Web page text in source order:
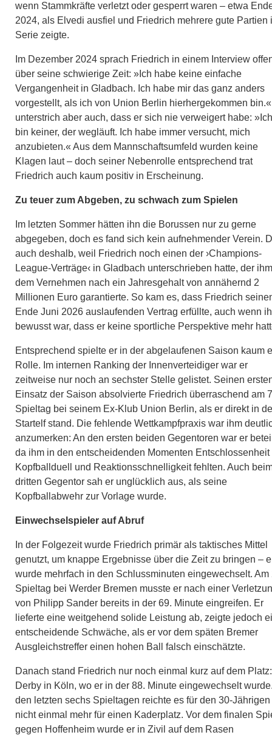
wenn Stammkräfte verletzt oder gesperrt waren – etwa
2024, als Elvedi ausfiel und Friedrich mehrere gute Partien
Serie zeigte.
Im Dezember 2024 sprach Friedrich in einem Interview
über seine schwierige Zeit: »Ich habe keine einfache
Vergangenheit in Gladbach. Ich habe mir das ganz anders
vorgestellt, als ich von Union Berlin hierhergekommen
unterstrich aber auch, dass er sich nie verweigert habe: »Ich
bin keiner, der wegläuft. Ich habe immer versucht, mich
anzubieten.« Aus dem Mannschaftsumfeld wurden keine
Klagen laut – doch seiner Nebenrolle entsprechend trat
Friedrich auch kaum positiv in Erscheinung.
Zu teuer zum Abgeben, zu schwach zum Spielen
Im letzten Sommer hätten ihn die Borussen nur zu gerne
abgegeben, doch es fand sich kein aufnehmender Verein.
auch deshalb, weil Friedrich noch einen der ›Champions-
League-Verträge‹ in Gladbach unterschrieben hatte, der ihm
dem Vernehmen nach ein Jahresgehalt von annähernd 2
Millionen Euro garantierte. So kam es, dass Friedrich
Ende Juni 2026 auslaufenden Vertrag erfüllte, auch wenn
bewusst war, dass er keine sportliche Perspektive mehr
Entsprechend spielte er in der abgelaufenen Saison kaum
Rolle. Im internen Ranking der Innenverteidiger war er
zeitweise nur noch an sechster Stelle gelistet. Seinen
Einsatz der Saison absolvierte Friedrich überraschend am
Spieltag bei seinem Ex-Klub Union Berlin, als er direkt in
Startelf stand. Die fehlende Wettkampfpraxis war ihm
anzumerken: An den ersten beiden Gegentoren war er
da ihm in den entscheidenden Momenten Entschlossenheit
Kopfballduell und Reaktionsschnelligkeit fehlten. Auch
dritten Gegentor sah er unglücklich aus, als seine
Kopfballabwehr zur Vorlage wurde.
Einwechselspieler auf Abruf
In der Folgezeit wurde Friedrich primär als taktisches Mittel
genutzt, um knappe Ergebnisse über die Zeit zu bringen –
wurde mehrfach in den Schlussminuten eingewechselt. Am
Spieltag bei Werder Bremen musste er nach einer
von Philipp Sander bereits in der 69. Minute eingreifen. Er
lieferte eine weitgehend solide Leistung ab, zeigte jedoch
entscheidende Schwäche, als er vor dem späten Bremer
Ausgleichstreffer einen hohen Ball falsch einschätzte.
Danach stand Friedrich nur noch einmal kurz auf dem
Derby in Köln, wo er in der 88. Minute eingewechselt
den letzten sechs Spieltagen reichte es für den 30-Jährigen
nicht einmal mehr für einen Kaderplatz. Vor dem finalen
gegen Hoffenheim wurde er in Zivil auf dem Rasen